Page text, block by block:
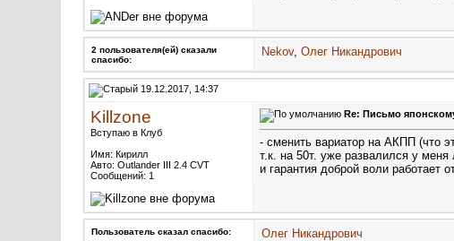
2 пользователя(ей) сказали
cпасибо:
Nekov, Олег Никандрович
19.12.2017, 14:37
Killzone
Вступаю в Клуб
Имя: Кирилл
Авто: Outlander III 2.4 CVT
Сообщений: 1
Re: Письмо
- сменить вариатор на АКПП (что
т.к. на 50т. уже развалился у
и гарантия доброй воли работает
Пользователь сказал cпасибо: Олег Никандрович